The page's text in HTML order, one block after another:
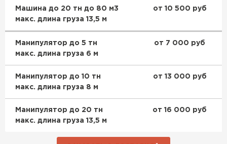
Машина до 20 тн до 80 м3
макс. длина груза 13,5 м
от 10 500 руб
Манипулятор до 5 тн
макс. длина груза 6 м
от 7 000 руб
Манипулятор до 10 тн
макс. длина груза 8 м
от 13 000 руб
Манипулятор до 20 тн
макс. длина груза 13,5 м
от 16 000 руб